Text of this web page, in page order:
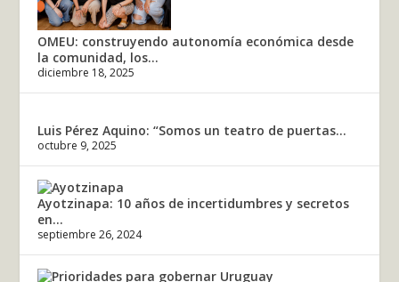
OMEU: construyendo autonomía económica desde
la comunidad, los...
diciembre 18, 2025
Luis Pérez Aquino: “Somos un teatro de puertas...
octubre 9, 2025
Ayotzinapa: 10 años de incertidumbres y secretos
en...
septiembre 26, 2024